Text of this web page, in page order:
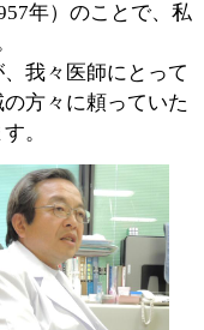
感染
結果
はい
の
時の
に大
の熱
供も
の